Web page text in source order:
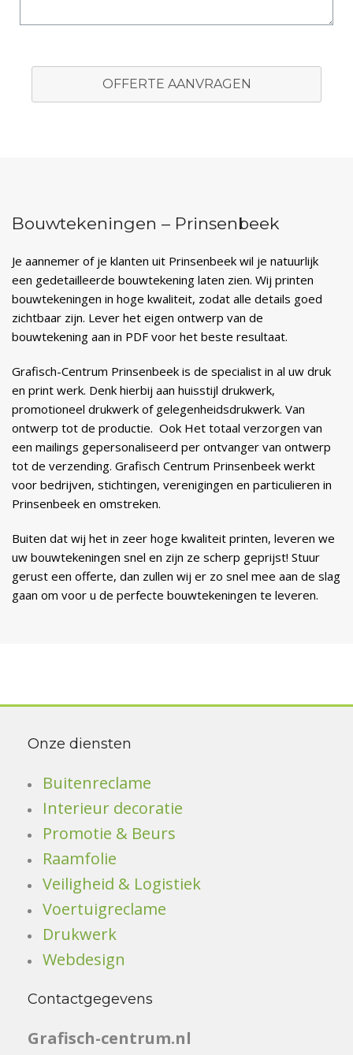
OFFERTE AANVRAGEN
Bouwtekeningen – Prinsenbeek
Je aannemer of je klanten uit Prinsenbeek wil je natuurlijk
een gedetailleerde bouwtekening laten zien. Wij printen
bouwtekeningen in hoge kwaliteit, zodat alle details goed
zichtbaar zijn. Lever het eigen ontwerp van de
bouwtekening aan in PDF voor het beste resultaat.
Grafisch-Centrum Prinsenbeek is de specialist in al uw druk
en print werk. Denk hierbij aan huisstijl drukwerk,
promotioneel drukwerk of gelegenheidsdrukwerk. Van
ontwerp tot de productie. Ook Het totaal verzorgen van
een mailings gepersonaliseerd per ontvanger van ontwerp
tot de verzending. Grafisch Centrum Prinsenbeek werkt
voor bedrijven, stichtingen, verenigingen en particulieren in
Prinsenbeek en omstreken.
Buiten dat wij het in zeer hoge kwaliteit printen, leveren we
uw bouwtekeningen snel en zijn ze scherp geprijst! Stuur
gerust een offerte, dan zullen wij er zo snel mee aan de slag
gaan om voor u de perfecte bouwtekeningen te leveren.
Onze diensten
Buitenreclame
Interieur decoratie
Promotie & Beurs
Raamfolie
Veiligheid & Logistiek
Voertuigreclame
Drukwerk
Webdesign
Contactgegevens
Grafisch-centrum.nl